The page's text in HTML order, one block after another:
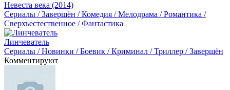
Невеста века (2014)
Сериалы / Завершён / Комедия / Мелодрама / Романтика /
Сверхъестественное / Фантастика
Линчеватель
Сериалы / Новинки / Боевик / Криминал / Триллер / Завершён
Комментируют